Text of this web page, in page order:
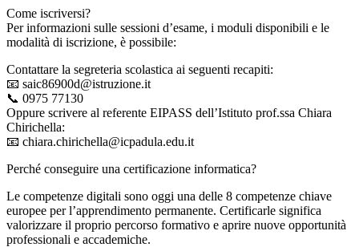
Come iscriversi?
Per informazioni sulle sessioni d’esame, i moduli disponibili e le
modalità di iscrizione, è possibile:
Contattare la segreteria scolastica ai seguenti recapiti:
📧 saic86900d@istruzione.it
📞 0975 77130
Oppure scrivere al referente EIPASS dell’Istituto prof.ssa Chiara
Chirichella:
📧 chiara.chirichella@icpadula.edu.it
Perché conseguire una certificazione informatica?
Le competenze digitali sono oggi una delle 8 competenze chiave
europee per l’apprendimento permanente. Certificarle significa
valorizzare il proprio percorso formativo e aprire nuove opportunità
professionali e accademiche.